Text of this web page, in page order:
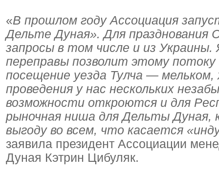
«В прошлом году Ассоциация
Дельте Дуная». Для празднования
запросы в том числе и из
переправы позволит этому
посещение уезда Тулча — мельком,
проведения у нас нескольких
возможности откроются и для
рыночная ниша для Дельты
выгоду во всем, что касается
заявила президент Ассоциации
Дуная Кэтрин Цибуляк.